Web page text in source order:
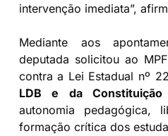
intervenção imediata”,
Mediante aos
deputada solicitou ao
contra a Lei Estadual nº
LDB e da Constituição
autonomia pedagógica,
formação crítica dos